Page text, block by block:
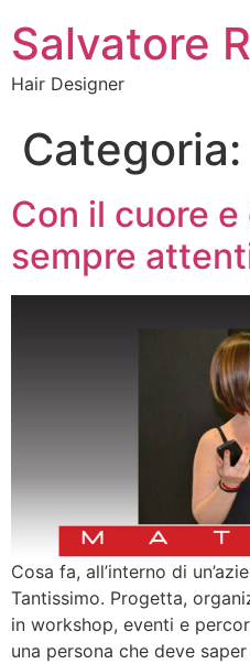
Salvatore
Hair Designer
Categoria:
Con il cuore
sempre
Cosa fa, all’interno di
Tantissimo. Progetta,
in workshop, eventi e
una persona che deve